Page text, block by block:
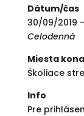
Dátum/čas
30/09/2019
Celodenná
Miesta
Školiace
Info
Pre